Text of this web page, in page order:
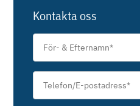
Kontakta oss
För-
Efternamn
Telefon/E-
postadress*